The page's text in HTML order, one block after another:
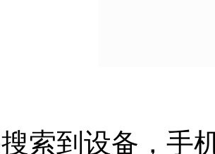
索到设备，手